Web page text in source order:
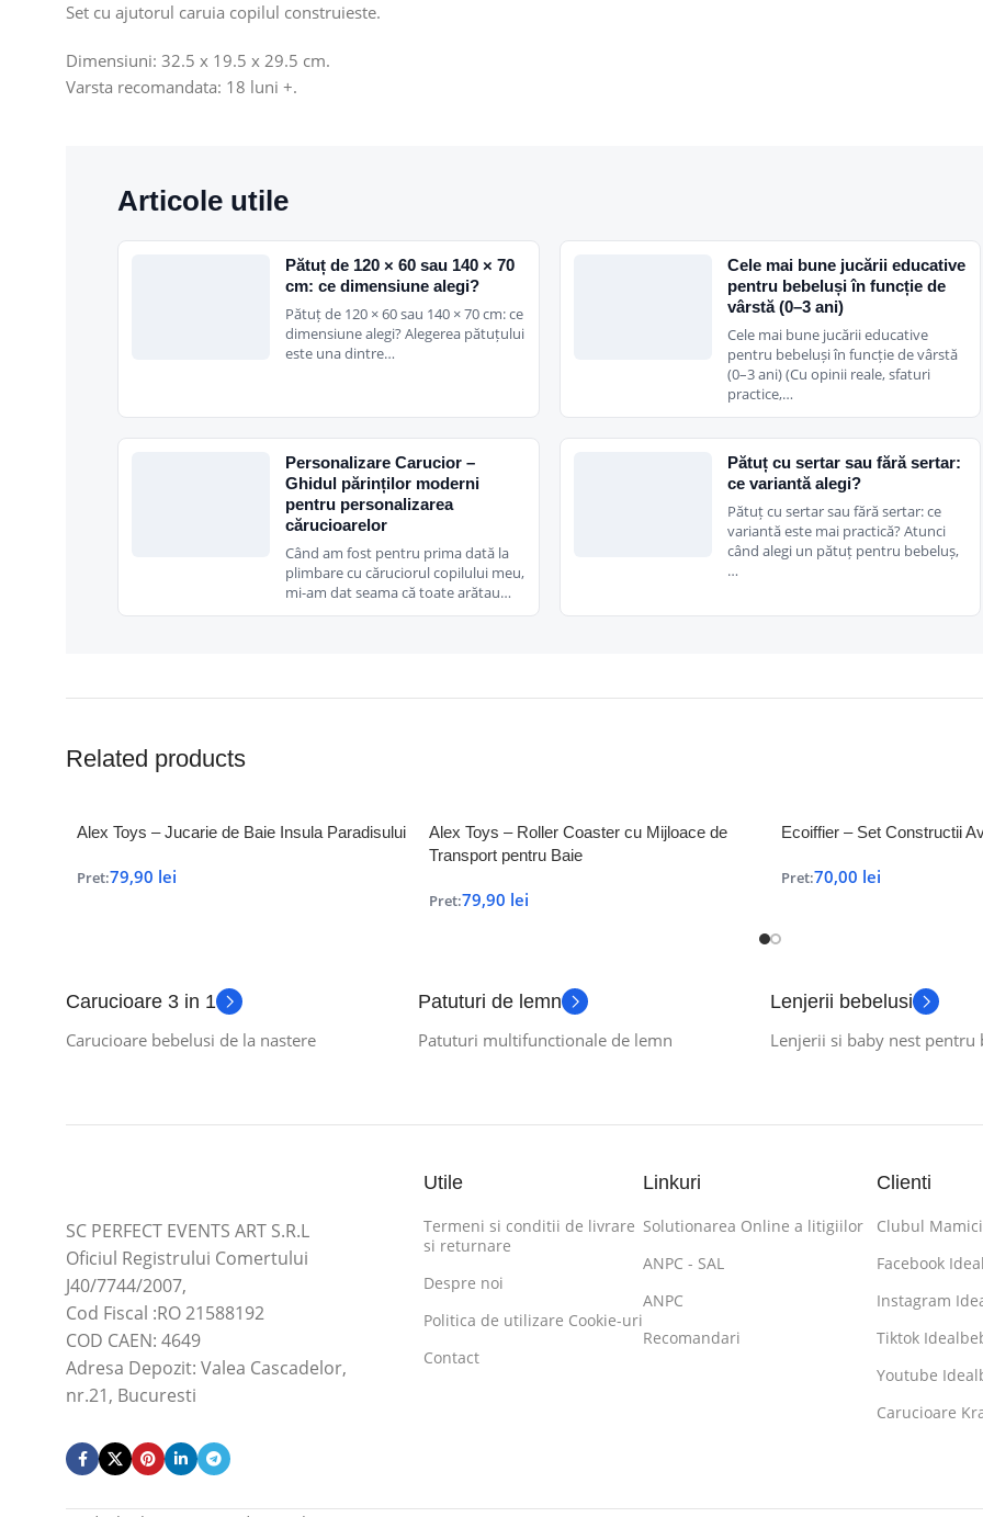
Set cu ajutorul caruia copilul construieste.
Dimensiuni: 32.5 x 19.5 x 29.5 cm.
Varsta recomandata: 18 luni +.
Articole utile
Pătuț de 120 × 60 sau 140 × 70
cm: ce dimensiune alegi?
Pătuț de 120 × 60 sau 140 × 70 cm: ce
dimensiune alegi? Alegerea pătuțului
este una dintre…
Cele mai bune jucării educative
pentru bebeluși în funcție de
vârstă (0–3 ani)
Cele mai bune jucării educative
pentru bebeluși în funcție de vârstă
(0–3 ani) (Cu opinii reale, sfaturi
practice,…
Personalizare Carucior –
Ghidul părinților moderni
pentru personalizarea
cărucioarelor
Când am fost pentru prima dată la
plimbare cu căruciorul copilului meu,
mi-am dat seama că toate arătau…
Pătuț cu sertar sau fără sertar:
ce variantă alegi?
Pătuț cu sertar sau fără sertar: ce
variantă este mai practică? Atunci
când alegi un pătuț pentru bebeluș,
…
Related products
Alex Toys – Jucarie de Baie Insula Paradisului
Pret:79,90 lei
Alex Toys – Roller Coaster cu Mijloace de
Transport pentru Baie
Pret:79,90 lei
Ecoiffier – Set Constructii
Pret:70,00 lei
Carucioare 3 in 1
Carucioare bebelusi de la nastere
Patuturi de lemn
Patuturi multifunctionale de lemn
Lenjerii bebelusi
Lenjerii si baby nest pentru
SC PERFECT EVENTS ART S.R.L
Oficiul Registrului Comertului
J40/7744/2007,
Cod Fiscal :RO 21588192
COD CAEN: 4649
Adresa Depozit: Valea Cascadelor,
nr.21, Bucuresti
Utile
Termeni si conditii de livrare
si returnare
Despre noi
Politica de utilizare Cookie-uri
Contact
Linkuri
Solutionarea Online a litigiilor
ANPC - SAL
ANPC
Recomandari
Clienti
Clubul
Facebook
Instagram
Tiktok
Youtube
Carucioare